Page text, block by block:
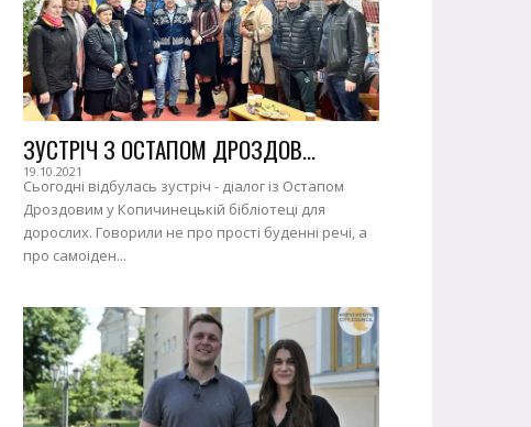
ЗУСТРІЧ З ОСТАПОМ ДРОЗДОВ...
19.10.2021
Сьогодні відбулась зустріч - діалог із Остапом
Дроздовим у Копичинецькій бібліотеці для
дорослих. Говорили не про прості буденні речі, а
про самоіден...